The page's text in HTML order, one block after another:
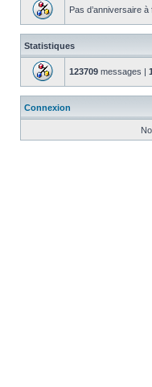
Pas d’anniversaire à
Statistiques
123709 messages |
Connexion